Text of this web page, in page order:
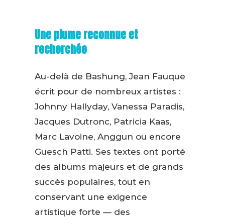
Une plume reconnue et
recherchée
Au-delà de Bashung, Jean Fauque
écrit pour de nombreux artistes :
Johnny Hallyday, Vanessa Paradis,
Jacques Dutronc, Patricia Kaas,
Marc Lavoine, Anggun ou encore
Guesch Patti. Ses textes ont porté
des albums majeurs et de grands
succès populaires, tout en
conservant une exigence
artistique forte — des